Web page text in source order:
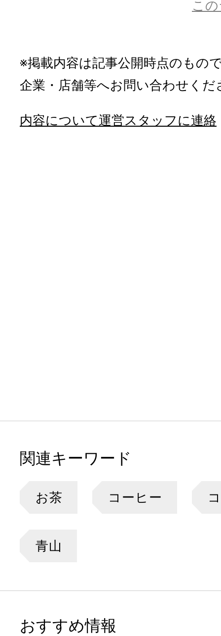
こ
※掲載内容は記事公開時点のもの
企業・店舗等へお問い合わせくだ
内容について運営スタッフに連絡
関連キーワード
お茶 コーヒー
青山
おすすめ情報